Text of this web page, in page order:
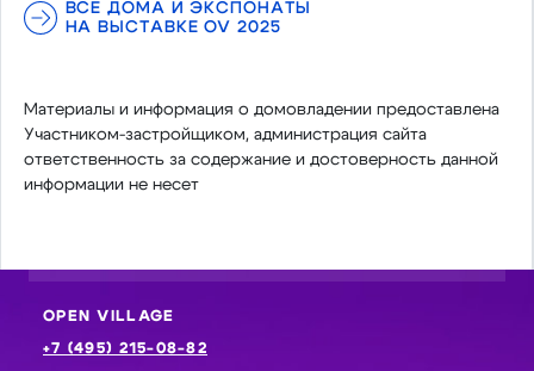
ВСЕ ДОМА И ЭКСПОНАТЫ
НА ВЫСТАВКЕ OV 2025
Материалы и информация о домовладении предоставлена
Участником-застройщиком, администрация сайта
ответственность за содержание и достоверность данной
информации не несет
OPEN VILLAGE
+7 (495) 215-08-82